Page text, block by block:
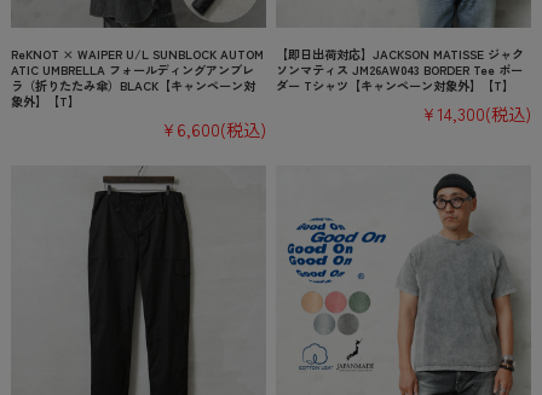
ReKNOT × WAIPER U/L SUNBLOCK AUTOM
ATIC UMBRELLA フォールディングアンブレ
ラ（折りたたみ傘）BLACK【キャンペーン対
象外】【T】
¥6,600(税込)
【即日出荷対応】JACKSON MATISSE ジャク
ソンマティス JM26AW043 BORDER Tee ボー
ダー Tシャツ【キャンペーン対象外】【T】
¥14,300(税込)